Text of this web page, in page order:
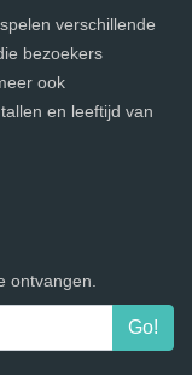
verschillende
bezoekers
ook
en leeftijd van
ontvangen.